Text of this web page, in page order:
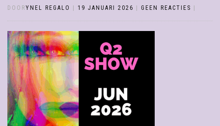
DOORYNEL REGALO 19 JANUARI 2026 GEEN REACTIES